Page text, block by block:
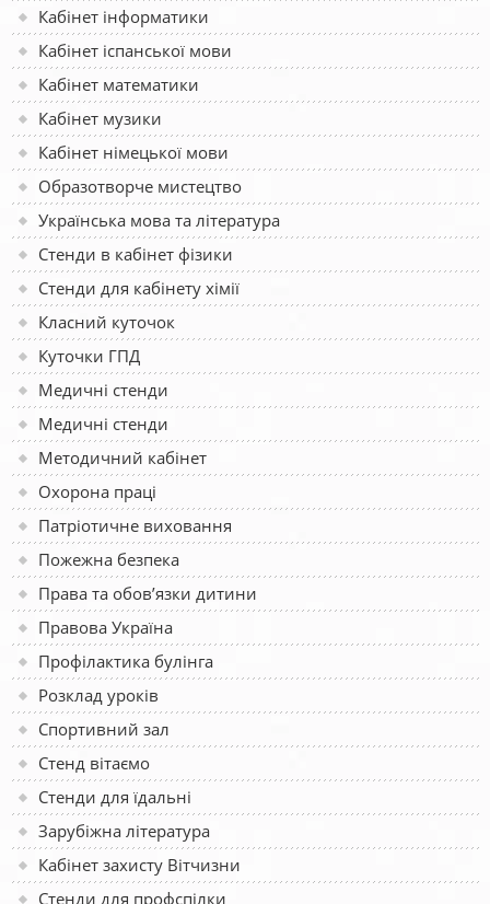
Кабінет інформатики
Кабінет іспанської мови
Кабінет математики
Кабінет музики
Кабінет німецької мови
Образотворче мистецтво
Українська мова та література
Стенди в кабінет фізики
Стенди для кабінету хімії
Класний куточок
Куточки ГПД
Медичні стенди
Медичні стенди
Методичний кабінет
Охорона праці
Патріотичне виховання
Пожежна безпека
Права та обов’язки дитини
Правова Україна
Профілактика булінга
Розклад уроків
Спортивний зал
Стенд вітаємо
Стенди для їдальні
Зарубіжна література
Кабінет захисту Вітчизни
Стенди для профспілки